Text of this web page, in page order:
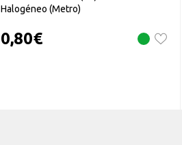
Halogéneo (Metro)
0,80€